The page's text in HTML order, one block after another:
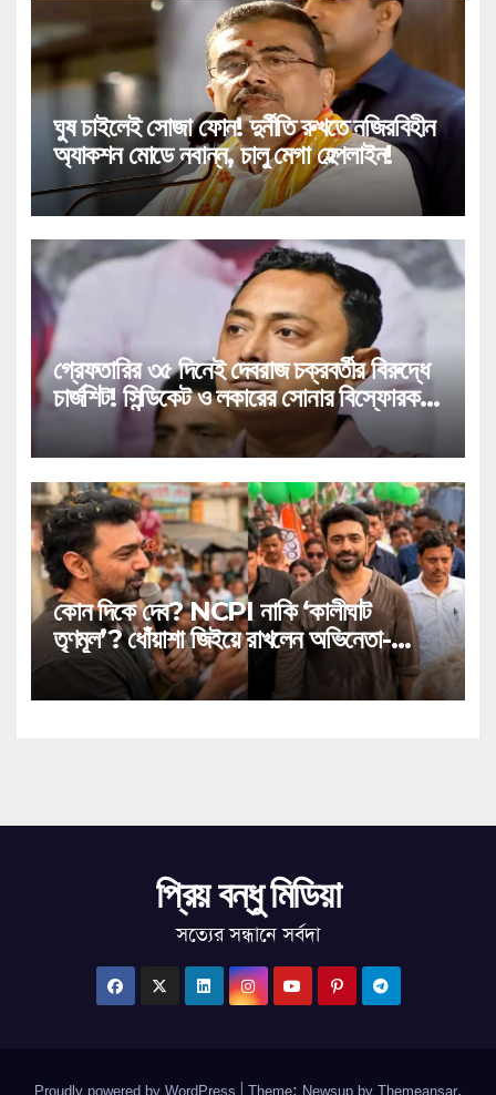
ঘুষ চাইলেই সোজা ফোন! দুর্নীতি রুখতে নজিরবিহীন
অ্যাকশন মোডে নবান্ন, চালু মেগা হেল্পলাইন!
গ্রেফতারির ৩৫ দিনেই দেবরাজ চক্রবর্তীর বিরুদ্ধে
চার্জশিট! সিন্ডিকেট ও লকারের সোনার বিস্ফোরক
উল্লেখ!
কোন দিকে দেব? NCPI নাকি ‘কালীঘাট
তৃণমূল’? ধোঁয়াশা জিইয়ে রাখলেন অভিনেতা-
সাংসদ!
প্রিয় বন্ধু মিডিয়া
সত্যের সন্ধানে সর্বদা
Proudly powered by WordPress Theme: Newsup by Themeansar.